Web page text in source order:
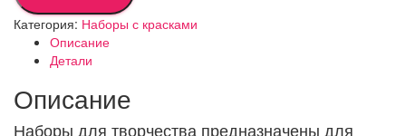
Категория: Наборы с красками
Описание
Детали
Описание
Наборы для творчества предназначены для